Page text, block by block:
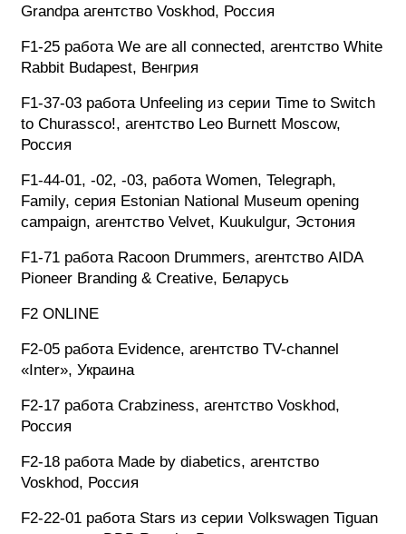
Grandpa агентство Voskhod, Россия
F1-25 работа We are all connected, агентство White
Rabbit Budapest, Венгрия
F1-37-03 работа Unfeeling из серии Time to Switch
to Churassco!, агентство Leo Burnett Moscow,
Россия
F1-44-01, -02, -03, работа Women, Telegraph,
Family, серия Estonian National Museum opening
campaign, агентство Velvet, Kuukulgur, Эстония
F1-71 работа Racoon Drummers, агентство AIDA
Pioneer Branding & Creative, Беларусь
F2 ONLINE
F2-05 работа Evidence, агентство TV-channel
«Inter», Украина
F2-17 работа Crabziness, агентство Voskhod,
Россия
F2-18 работа Made by diabetics, агентство
Voskhod, Россия
F2-22-01 работа Stars из серии Volkswagen Tiguan